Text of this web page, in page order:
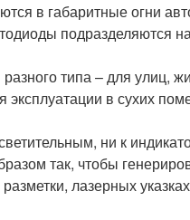
в габаритные огни
подразделяются
типа – для улиц,
в сухих
ни к
так, чтобы
лазерных